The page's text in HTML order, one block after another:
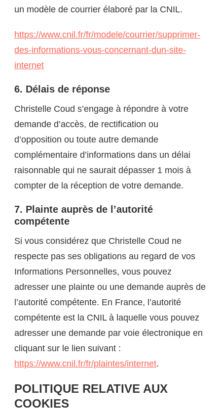
un modèle de courrier élaboré par la CNIL.
https://www.cnil.fr/fr/modele/courrier/supprimer-
des-informations-vous-concernant-dun-site-
internet
6. Délais de réponse
Christelle Coud s’engage à répondre à votre
demande d’accès, de rectification ou
d’opposition ou toute autre demande
complémentaire d’informations dans un délai
raisonnable qui ne saurait dépasser 1 mois à
compter de la réception de votre demande.
7. Plainte auprès de l’autorité
compétente
Si vous considérez que Christelle Coud ne
respecte pas ses obligations au regard de vos
Informations Personnelles, vous pouvez
adresser une plainte ou une demande auprès de
l’autorité compétente. En France, l’autorité
compétente est la CNIL à laquelle vous pouvez
adresser une demande par voie électronique en
cliquant sur le lien suivant :
https://www.cnil.fr/fr/plaintes/internet.
POLITIQUE RELATIVE AUX
COOKIES